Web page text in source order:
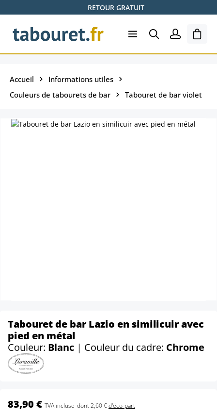
Passer au contenu principalRETOUR GRATUIT
Le
Accueil
Informations utiles
Couleurs de tabourets de bar
Tabouret de bar violet
Tabouret de bar Lazio en similicuir avec
pied en métal
Couleur: Blanc | Couleur du cadre: Chrome
83,90 € TVA incluse dont 2,60 €d'éco-part